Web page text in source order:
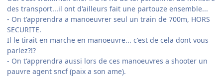
des transport...il ont d'ailleurs fait une partouze ensemble...
- On t'apprendra a manoeuvrer seul un train de 700m, HORS
SECURITE.
Il le tirait en marche en manoeuvre... c'est de cela dont vous
parlez?!?
- On t'apprendra aussi lors de ces manoeuvres a shooter un
pauvre agent sncf (paix a son ame).